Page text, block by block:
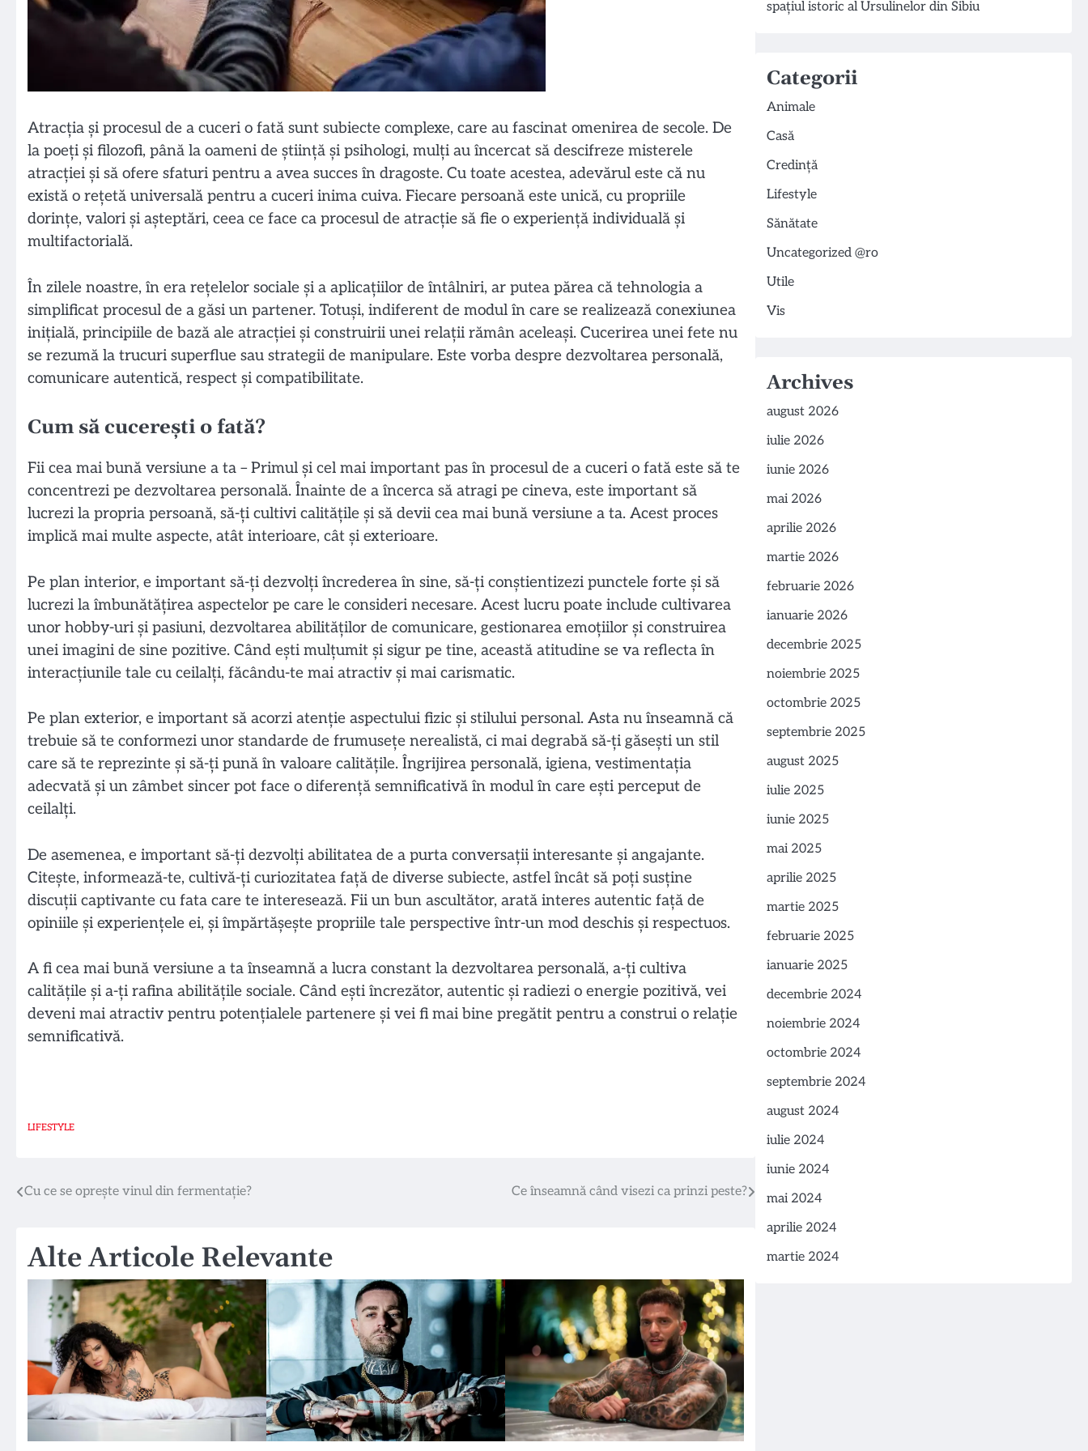
Atracția și procesul de a cuceri o fată sunt subiecte complexe, care au fascinat omenirea de secole. De
la poeți și filozofi, până la oameni de știință și psihologi, mulți au încercat să descifreze misterele
atracției și să ofere sfaturi pentru a avea succes în dragoste. Cu toate acestea, adevărul este că nu
există o rețetă universală pentru a cuceri inima cuiva. Fiecare persoană este unică, cu propriile
dorințe, valori și așteptări, ceea ce face ca procesul de atracție să fie o experiență individuală și
multifactorială.
În zilele noastre, în era rețelelor sociale și a aplicațiilor de întâlniri, ar putea părea că tehnologia a
simplificat procesul de a găsi un partener. Totuși, indiferent de modul în care se realizează conexiunea
inițială, principiile de bază ale atracției și construirii unei relații rămân aceleași. Cucerirea unei fete nu
se rezumă la trucuri superflue sau strategii de manipulare. Este vorba despre dezvoltarea personală,
comunicare autentică, respect și compatibilitate.
Cum să cucerești o fată?
Fii cea mai bună versiune a ta – Primul și cel mai important pas în procesul de a cuceri o fată este să te
concentrezi pe dezvoltarea personală. Înainte de a încerca să atragi pe cineva, este important să
lucrezi la propria persoană, să-ți cultivi calitățile și să devii cea mai bună versiune a ta. Acest proces
implică mai multe aspecte, atât interioare, cât și exterioare.
Pe plan interior, e important să-ți dezvolți încrederea în sine, să-ți conștientizezi punctele forte și să
lucrezi la îmbunătățirea aspectelor pe care le consideri necesare. Acest lucru poate include cultivarea
unor hobby-uri și pasiuni, dezvoltarea abilităților de comunicare, gestionarea emoțiilor și construirea
unei imagini de sine pozitive. Când ești mulțumit și sigur pe tine, această atitudine se va reflecta în
interacțiunile tale cu ceilalți, făcându-te mai atractiv și mai carismatic.
Pe plan exterior, e important să acorzi atenție aspectului fizic și stilului personal. Asta nu înseamnă că
trebuie să te conformezi unor standarde de frumusețe nerealistă, ci mai degrabă să-ți găsești un stil
care să te reprezinte și să-ți pună în valoare calitățile. Îngrijirea personală, igiena, vestimentația
adecvată și un zâmbet sincer pot face o diferență semnificativă în modul în care ești perceput de
ceilalți.
De asemenea, e important să-ți dezvolți abilitatea de a purta conversații interesante și angajante.
Citește, informează-te, cultivă-ți curiozitatea față de diverse subiecte, astfel încât să poți susține
discuții captivante cu fata care te interesează. Fii un bun ascultător, arată interes autentic față de
opiniile și experiențele ei, și împărtășește propriile tale perspective într-un mod deschis și respectuos.
A fi cea mai bună versiune a ta înseamnă a lucra constant la dezvoltarea personală, a-ți cultiva
calitățile și a-ți rafina abilitățile sociale. Când ești încrezător, autentic și radiezi o energie pozitivă, vei
deveni mai atractiv pentru potențialele partenere și vei fi mai bine pregătit pentru a construi o relație
semnificativă.
LIFESTYLE
Navigare
articole
Cu ce se oprește vinul din fermentație? Ce înseamnă când visezi ca prinzi peste?
Alte Articole Relevante
spațiul istoric al Ursulinelor din Sibiu
Categorii
Animale
Casă
Credință
Lifestyle
Sănătate
Uncategorized @ro
Utile
Vis
Archives
august 2026
iulie 2026
iunie 2026
mai 2026
aprilie 2026
martie 2026
februarie 2026
ianuarie 2026
decembrie 2025
noiembrie 2025
octombrie 2025
septembrie 2025
august 2025
iulie 2025
iunie 2025
mai 2025
aprilie 2025
martie 2025
februarie 2025
ianuarie 2025
decembrie 2024
noiembrie 2024
octombrie 2024
septembrie 2024
august 2024
iulie 2024
iunie 2024
mai 2024
aprilie 2024
martie 2024